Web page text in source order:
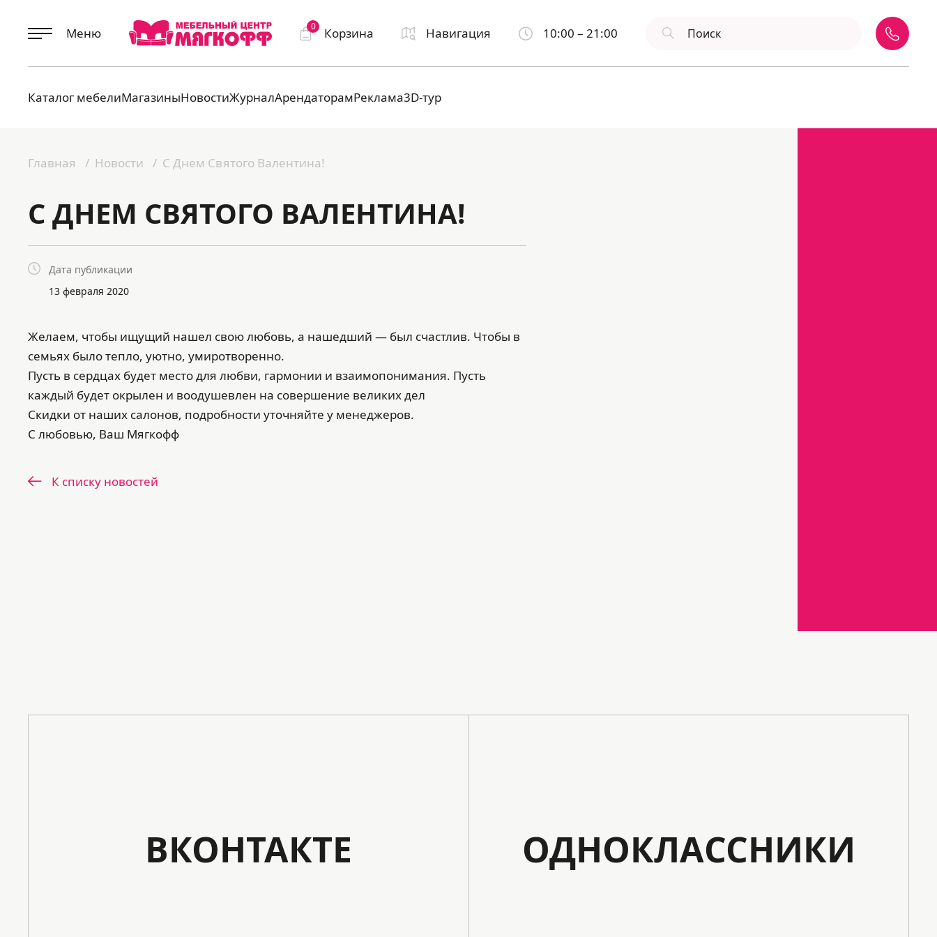
Меню 0 Корзина Навигация 10:00 – 21:00
Каталог мебелиМагазиныНовостиЖурналАрендаторамРеклама3D-тур
Главная Новости С Днем Святого Валентина!
С ДНЕМ СВЯТОГО ВАЛЕНТИНА!
Дата публикации
13 февраля 2020
Желаем, чтобы ищущий нашел свою любовь, а нашедший — был счастлив. Чтобы в
семьях было тепло, уютно, умиротворенно.
Пусть в сердцах будет место для любви, гармонии и взаимопонимания. Пусть
каждый будет окрылен и воодушевлен на совершение великих дел
Скидки от наших салонов, подробности уточняйте у менеджеров.
С любовью, Ваш Мягкофф
К списку новостей
ВКОНТАКТЕ ОДНОКЛАССНИКИ